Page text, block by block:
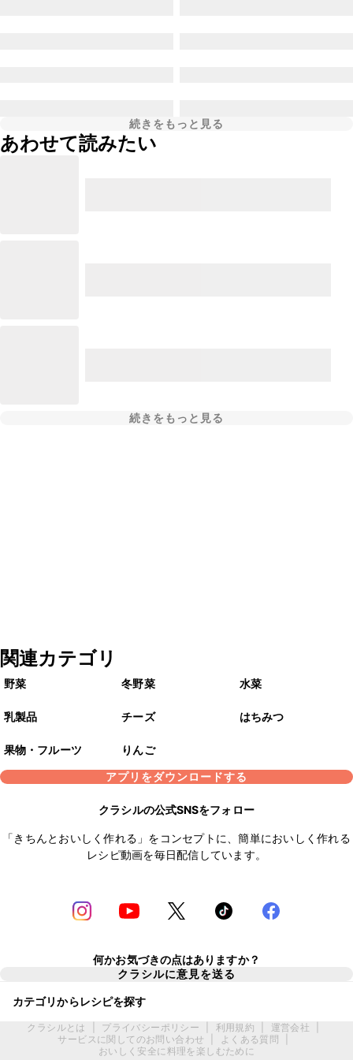
続きをもっと見る
あわせて読みたい
続きをもっと見る
関連カテゴリ
野菜 冬野菜 水菜
乳製品 チーズ はちみつ
果物・フルーツ
りんご
アプリをダウンロードする
クラシルの公式SNSをフォロー
「きちんとおいしく作れる」をコンセプトに、簡単においしく作れる
レシピ動画を毎日配信しています。
何かお気づきの点はありますか？
クラシルに意見を送る
カテゴリからレシピを探す
クラシルとは プライバシーポリシー 利用規約 運営会社
サービスに関してのお問い合わせ
よくある質問
おいしく安全に料理を楽しむために